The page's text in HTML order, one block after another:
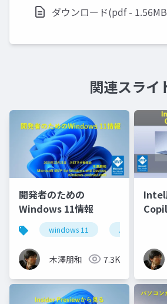
ダウンロード(pdf -
関連スライ
開発者のための
Windows 11情報
windows 11 .netラボ
木澤朋和 7.3K
Intel